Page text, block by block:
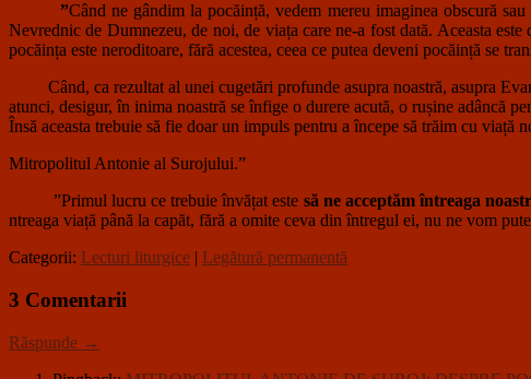
”Când ne gândim la pocăință, vedem mereu imaginea obscură
Nevrednic de Dumnezeu, de noi, de viața care ne-a fost dată. Aceasta
pocăința este neroditoare, fără acestea, ceea ce putea deveni pocăință se
Când, ca rezultat al unei cugetări profunde asupra noastră, asupra
atunci, desigur, în inima noastră se înfige o durere acută, o rușine adâncă
Însă aceasta trebuie să fie doar un impuls pentru a începe să trăim cu viață
Mitropolitul Antonie al Surojului.”
”Primul lucru ce trebuie învățat este să ne acceptăm întreaga
ntreaga viață până la capăt, fără a omite ceva din întregul ei, nu ne vom
Categorii: Lecturi liturgice | Legătură permanentă
3 Comentarii
Răspunde →